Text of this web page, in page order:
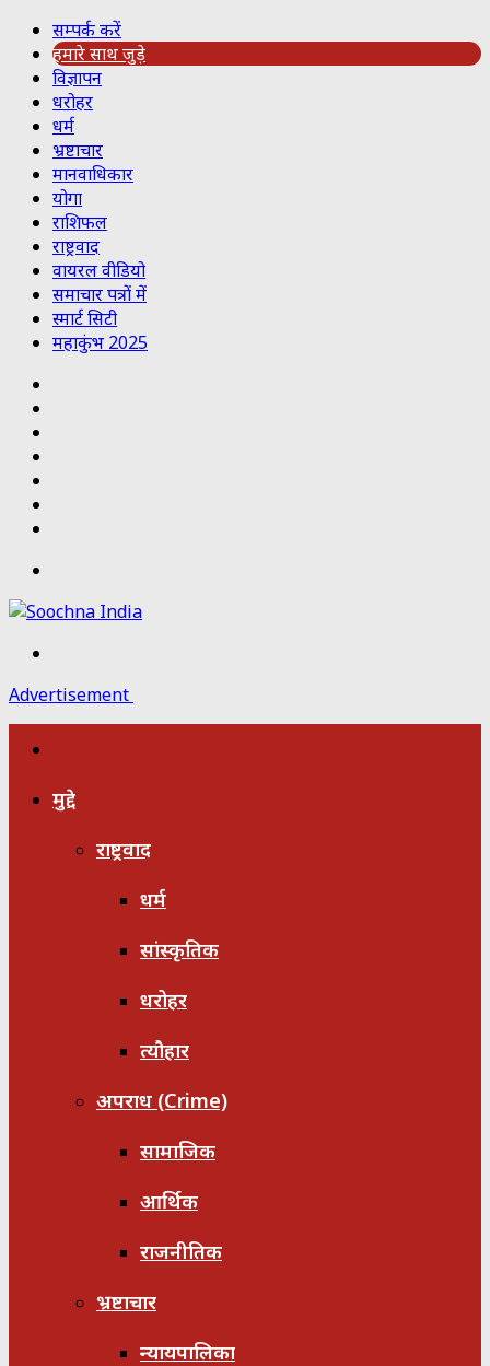
सम्पर्क करें
हमारे साथ जुड़े
विज्ञापन
धरोहर
धर्म
भ्रष्टाचार
मानवाधिकार
योगा
राशिफल
राष्ट्रवाद
वायरल वीडियो
समाचार पत्रों में
स्मार्ट सिटी
महाकुंभ 2025
Advertisement
मुद्दे
राष्ट्रवाद
धर्म
सांस्कृतिक
धरोहर
त्यौहार
अपराध (Crime)
सामाजिक
आर्थिक
राजनीतिक
भ्रष्टाचार
न्यायपालिका